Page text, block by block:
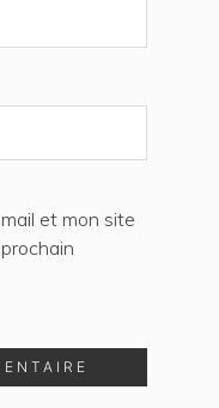
et mon site